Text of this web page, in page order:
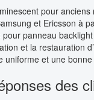
pour anciens
et Ericsson à
panneau backlight
et la restauration
uniforme et une bonne
des